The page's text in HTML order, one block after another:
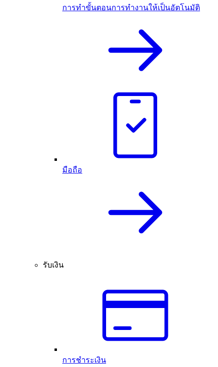
การทำขั้นตอนการทำงานให้เป็นอัตโนมัติ
มือถือ
รับเงิน
การชำระเงิน